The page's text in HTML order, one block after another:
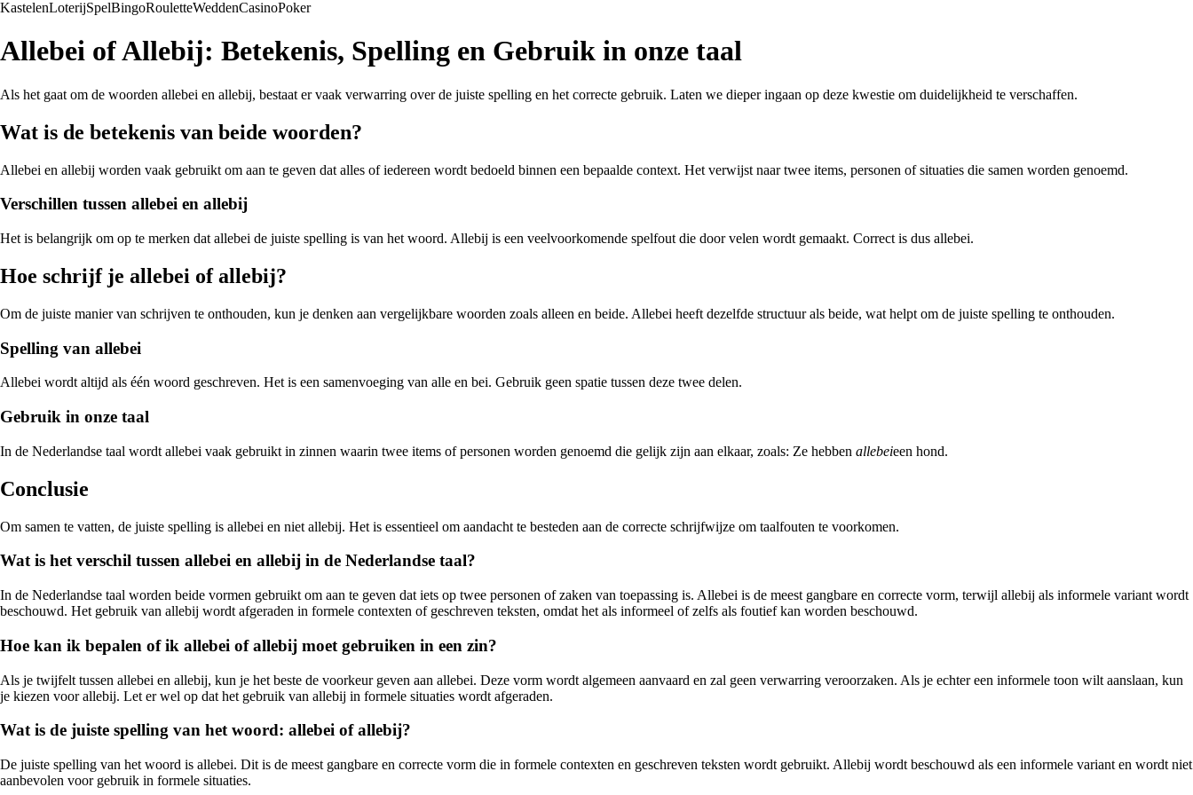
KastelenLoterijSpelBingoRouletteWeddenCasinoPoker
Allebei of Allebij: Betekenis, Spelling en Gebruik in onze taal
Als het gaat om de woorden allebei en allebij, bestaat er vaak verwarring over de juiste spelling en het correcte gebruik. Laten we dieper ingaan op deze kwestie om duidelijkheid te verschaffen.
Wat is de betekenis van beide woorden?
Allebei en allebij worden vaak gebruikt om aan te geven dat alles of iedereen wordt bedoeld binnen een bepaalde context. Het verwijst naar twee items, personen of situaties die samen worden genoemd.
Verschillen tussen allebei en allebij
Het is belangrijk om op te merken dat allebei de juiste spelling is van het woord. Allebij is een veelvoorkomende spelfout die door velen wordt gemaakt. Correct is dus allebei.
Hoe schrijf je allebei of allebij?
Om de juiste manier van schrijven te onthouden, kun je denken aan vergelijkbare woorden zoals alleen en beide. Allebei heeft dezelfde structuur als beide, wat helpt om de juiste spelling te onthouden.
Spelling van allebei
Allebei wordt altijd als één woord geschreven. Het is een samenvoeging van alle en bei. Gebruik geen spatie tussen deze twee delen.
Gebruik in onze taal
In de Nederlandse taal wordt allebei vaak gebruikt in zinnen waarin twee items of personen worden genoemd die gelijk zijn aan elkaar, zoals: Ze hebben allebeieen hond.
Conclusie
Om samen te vatten, de juiste spelling is allebei en niet allebij. Het is essentieel om aandacht te besteden aan de correcte schrijfwijze om taalfouten te voorkomen.
Wat is het verschil tussen allebei en allebij in de Nederlandse taal?
In de Nederlandse taal worden beide vormen gebruikt om aan te geven dat iets op twee personen of zaken van toepassing is. Allebei is de meest gangbare en correcte vorm, terwijl allebij als informele variant wordt
beschouwd. Het gebruik van allebij wordt afgeraden in formele contexten of geschreven teksten, omdat het als informeel of zelfs als foutief kan worden beschouwd.
Hoe kan ik bepalen of ik allebei of allebij moet gebruiken in een zin?
Als je twijfelt tussen allebei en allebij, kun je het beste de voorkeur geven aan allebei. Deze vorm wordt algemeen aanvaard en zal geen verwarring veroorzaken. Als je echter een informele toon wilt aanslaan, kun
je kiezen voor allebij. Let er wel op dat het gebruik van allebij in formele situaties wordt afgeraden.
Wat is de juiste spelling van het woord: allebei of allebij?
De juiste spelling van het woord is allebei. Dit is de meest gangbare en correcte vorm die in formele contexten en geschreven teksten wordt gebruikt. Allebij wordt beschouwd als een informele variant en wordt niet
aanbevolen voor gebruik in formele situaties.